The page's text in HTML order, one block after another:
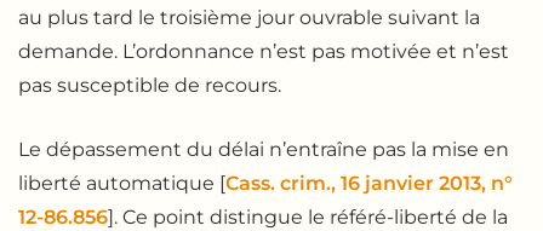
au plus tard le troisième jour ouvrable suivant la
demande. L’ordonnance n’est pas motivée et n’est
pas susceptible de recours.
Le dépassement du délai n’entraîne pas la mise en
liberté automatique [Cass. crim., 16 janvier 2013, n°
12-86.856]. Ce point distingue le référé-liberté de la